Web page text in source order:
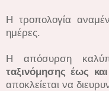
Η τροπολογία
ημέρες.
Η απόσυρση
ταξινόμησης έως
αποκλείεται να